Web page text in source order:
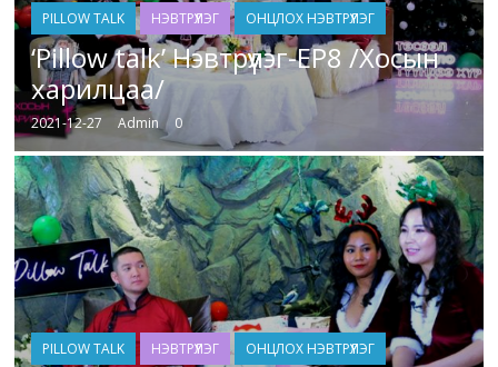
PILLOW TALK НЭВТРҮҮЛЭГ ОНЦЛОХ НЭВТРҮҮЛЭГ
‘Pillow talk’ Нэвтрүүлэг-EP8 /Хосын
харилцаа/
2021-12-27 Admin 0
PILLOW TALK НЭВТРҮҮЛЭГ ОНЦЛОХ НЭВТРҮҮЛЭГ